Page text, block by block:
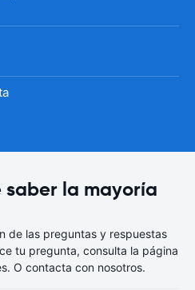
saber la mayoría
de las preguntas y respuestas
tu pregunta, consulta la página
O contacta con nosotros.